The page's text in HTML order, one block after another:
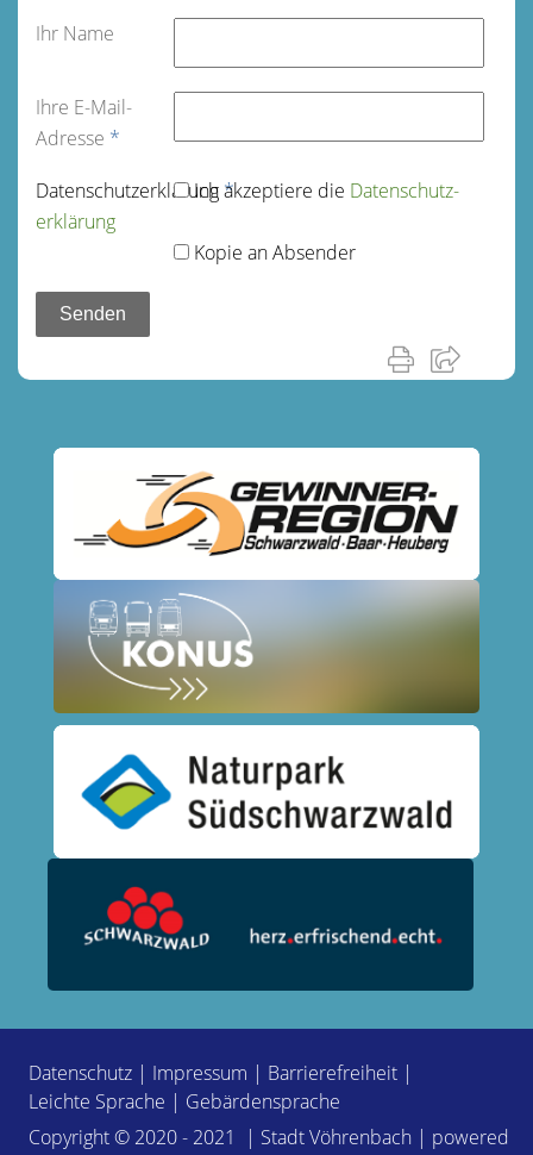
Ihr Name
Ihre E-Mail-
Adresse *
Datenschutz­erklärung*
Ich akzeptiere die Datenschutz­
erklärung
Kopie an Absender
Datenschutz | Impressum | Barrierefreiheit |
Leichte Sprache | Gebärdensprache
Copyright © 2020 - 2021 | Stadt Vöhrenbach | powered